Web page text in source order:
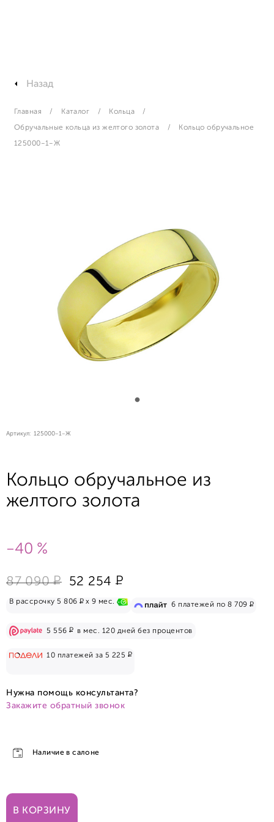
Назад
Главная Каталог Кольца
Обручальные кольца из желтого золота Кольцо обручальное
125000-1-Ж
Артикул: 125000-1-Ж
Кольцо обручальное из
желтого золота
-40 %
87 090 Р 52 254 Р
В рассрочку 5 806 Рx 9 мес. 6 платежей по 8 709 Р
5 556 Рв мес. 120 дней без процентов
10 платежей за 5 225 Р
Нужна помощь консультанта?
Закажите обратный звонок
Наличие в салоне
В КОРЗИНУ